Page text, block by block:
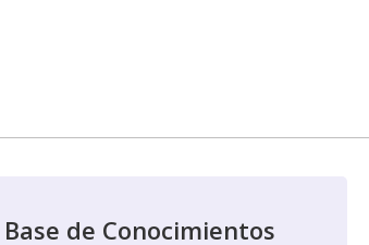
Base de Conocimientos